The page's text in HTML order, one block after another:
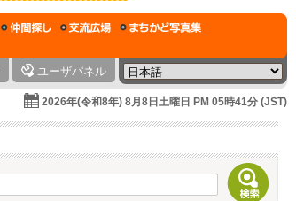
ユーザパネル
2026年(令和8年) 8月8日土曜日 PM 05時41分 (JST)